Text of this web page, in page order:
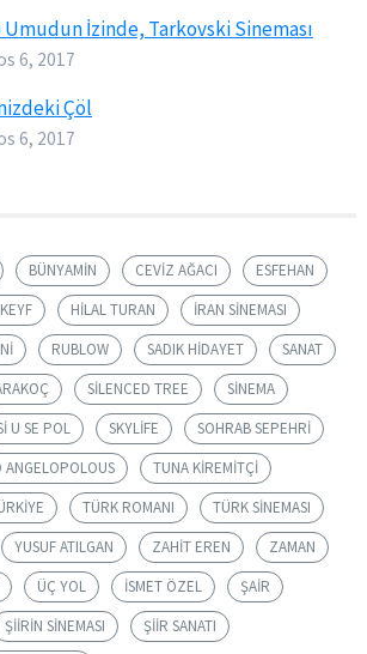
Umudun İzinde, Tarkovski Sineması
6, 2017
Çöl
6, 2017
BÜNYAMIN CEVIZ AĞACI
ESFEHAN
HILAL TURAN
IRAN SINEMASI
RUBLOW SADIK HIDAYET
SANAT
SILENCED TREE
SINEMA
U SE POL SKYLIFE
SOHRAB SEPEHRI
ANGELOPOLOUS
TUNA KIREMITÇI
TÜRK ROMANI
TÜRK SINEMASI
YUSUF ATILGAN ZAHIT EREN
ZAMAN
ÜÇ YOL İSMET ÖZEL
ŞAIR
ŞIIRIN SINEMASI
ŞIIR SANATI